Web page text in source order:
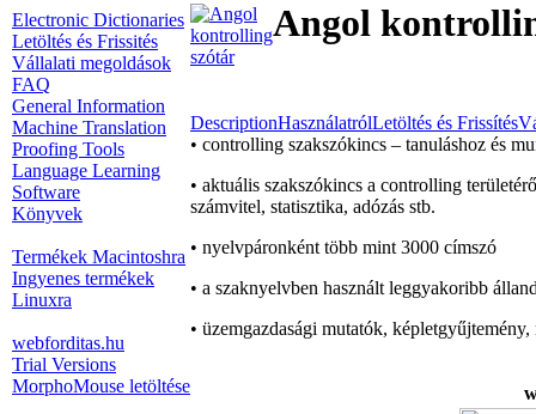
Electronic Dictionaries
Letöltés és Frissités
Vállalati megoldások
FAQ
General Information
Machine Translation
Proofing Tools
Language Learning
Software
Könyvek
Termékek Macintoshra
Ingyenes termékek
Linuxra
webforditas.hu
Trial Versions
MorphoMouse letöltése
Angol
DescriptionHasználatrólLetöltés és Frissítés
• controlling szakszókincs – tanuláshoz és
• aktuális szakszókincs a controlling
számvitel, statisztika, adózás stb.
• nyelvpáronként több mint 3000 címszó
• a szaknyelvben használt leggyakoribb
• üzemgazdasági mutatók,